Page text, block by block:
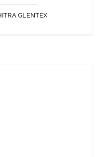
GLENTEX
HYBRIDPRO+
l' HYBRIDPRO+. Le ciré
révolutionne...